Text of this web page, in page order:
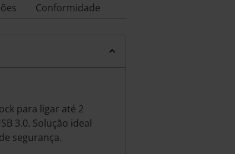
Conformidade
para ligar até 2
3.0. Solução ideal
segurança.